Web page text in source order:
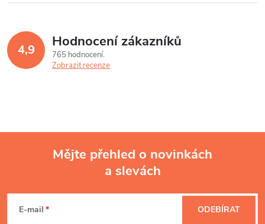
4,9 Hodnocení zákazníků
765 hodnocení
Zobrazit recenze
Mějte přehled o novinkách
a slevách
E-mail ODEBÍRAT